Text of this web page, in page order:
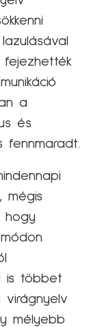
a
és
fennmaradt.
mégis
hogy
is többet
mélyebb